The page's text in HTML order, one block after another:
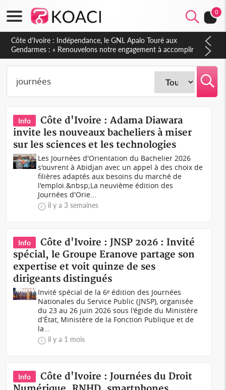
0
Sierra Leone : Un projet de réforme constitutionnelle en
gestation, points clés des amendements, un exclu d'avance
Info
Côte d'Ivoire : Adama Diawara
invite les nouveaux bacheliers à miser
sur les sciences et les technologies
Les Journées d'Orientation du Bachelier 2026
s'ouvrent à Abidjan avec un appel à des choix de
filières adaptés aux besoins du marché de
l'emploi.&nbsp;La neuvième édition des
Journées d'Orie...
il y a 3 semaines
Info
Côte d'Ivoire : JNSP 2026 : Invité
spécial, le Groupe Eranove partage son
expertise et voit quinze de ses
dirigeants distingués
Invité spécial de la 6ᵉ édition des Journées
Nationales du Service Public (JNSP), organisée
du 23 au 26 juin 2026 sous l'égide du Ministère
d'État, Ministère de la Fonction Publique et de
la...
il y a 1 mois
Info
Côte d'Ivoire : Journées du Droit